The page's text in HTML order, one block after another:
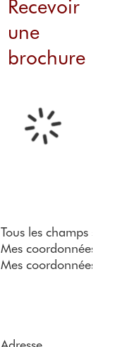
Recevoir
une
brochure
Tous les champs sont
Mes coordonnées
Mes coordonnées